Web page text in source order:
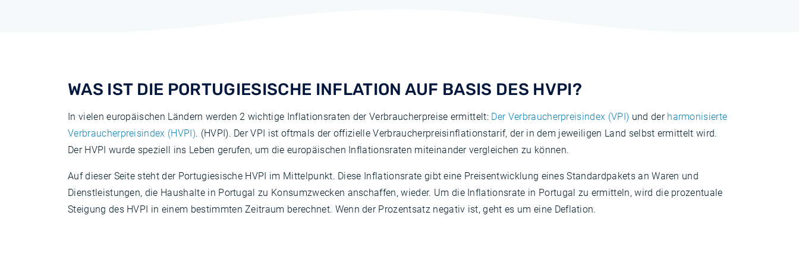
WAS IST DIE PORTUGIESISCHE INFLATION AUF BASIS DES HVPI?
In vielen europäischen Ländern werden 2 wichtige Inflationsraten der Verbraucherpreise ermittelt: Der Verbraucherpreisindex (VPI) und der harmonisierte
Verbraucherpreisindex (HVPI). (HVPI). Der VPI ist oftmals der offizielle Verbraucherpreisinflationstarif, der in dem jeweiligen Land selbst ermittelt wird.
Der HVPI wurde speziell ins Leben gerufen, um die europäischen Inflationsraten miteinander vergleichen zu können.
Auf dieser Seite steht der Portugiesische HVPI im Mittelpunkt. Diese Inflationsrate gibt eine Preisentwicklung eines Standardpakets an Waren und
Dienstleistungen, die Haushalte in Portugal zu Konsumzwecken anschaffen, wieder. Um die Inflationsrate in Portugal zu ermitteln, wird die prozentuale
Steigung des HVPI in einem bestimmten Zeitraum berechnet. Wenn der Prozentsatz negativ ist, geht es um eine Deflation.